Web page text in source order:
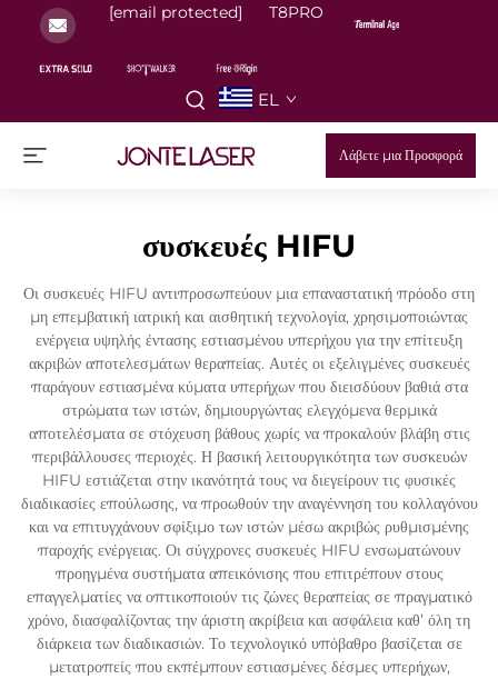
[email protected] T8PRO
EL
Λάβετε μια Προσφορά
συσκευές HIFU
Οι συσκευές HIFU αντιπροσωπεύουν μια επαναστατική πρόοδο στη
μη επεμβατική ιατρική και αισθητική τεχνολογία, χρησιμοποιώντας
ενέργεια υψηλής έντασης εστιασμένου υπερήχου για την επίτευξη
ακριβών αποτελεσμάτων θεραπείας. Αυτές οι εξελιγμένες συσκευές
παράγουν εστιασμένα κύματα υπερήχων που διεισδύουν βαθιά στα
στρώματα των ιστών, δημιουργώντας ελεγχόμενα θερμικά
αποτελέσματα σε στόχευση βάθους χωρίς να προκαλούν βλάβη στις
περιβάλλουσες περιοχές. Η βασική λειτουργικότητα των συσκευών
HIFU εστιάζεται στην ικανότητά τους να διεγείρουν τις φυσικές
διαδικασίες επούλωσης, να προωθούν την αναγέννηση του κολλαγόνου
και να επιτυγχάνουν σφίξιμο των ιστών μέσω ακριβώς ρυθμισμένης
παροχής ενέργειας. Οι σύγχρονες συσκευές HIFU ενσωματώνουν
προηγμένα συστήματα απεικόνισης που επιτρέπουν στους
επαγγελματίες να οπτικοποιούν τις ζώνες θεραπείας σε πραγματικό
χρόνο, διασφαλίζοντας την άριστη ακρίβεια και ασφάλεια καθ’ όλη τη
διάρκεια των διαδικασιών. Το τεχνολογικό υπόβαθρο βασίζεται σε
μετατροπείς που εκπέμπουν εστιασμένες δέσμες υπερήχων,